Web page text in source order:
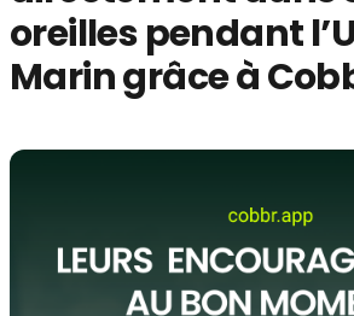
oreilles pendant
Marin grâce à